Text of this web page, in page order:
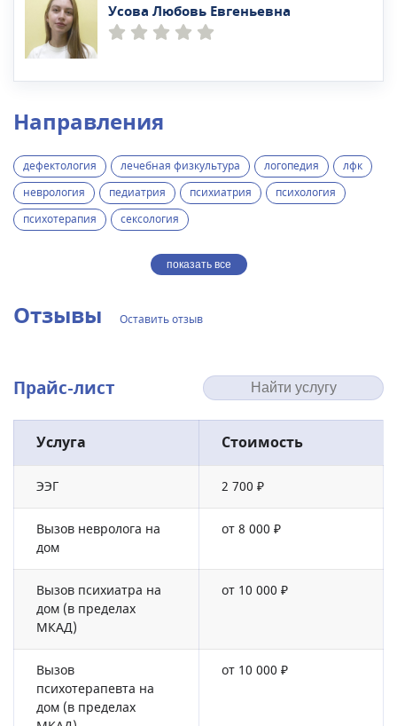
Усова Любовь Евгеньевна
Направления
дефектология лечебная физкультура логопедия
лфк
неврология
педиатрия психиатрия
психология
психотерапия
сексология
показать все
Отзывы Оставить отзыв
Прайс-лист
Услуга Стоимость
ЭЭГ 2 700 ₽
Вызов невролога на
дом
от 8 000 ₽
Вызов психиатра на
дом (в пределах
МКАД)
от 10 000 ₽
Вызов
психотерапевта на
дом (в пределах
от 10 000 ₽